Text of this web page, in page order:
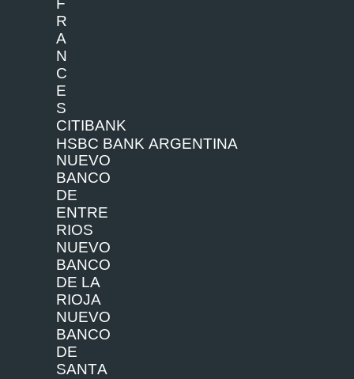
F
R
A
N
C
E
S
CITIBANK
HSBC BANK ARGENTINA
NUEVO
BANCO
DE
ENTRE
RIOS
NUEVO
BANCO
DE LA
RIOJA
NUEVO
BANCO
DE
SANTA